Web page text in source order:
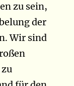
zu sein,
der
Wir sind